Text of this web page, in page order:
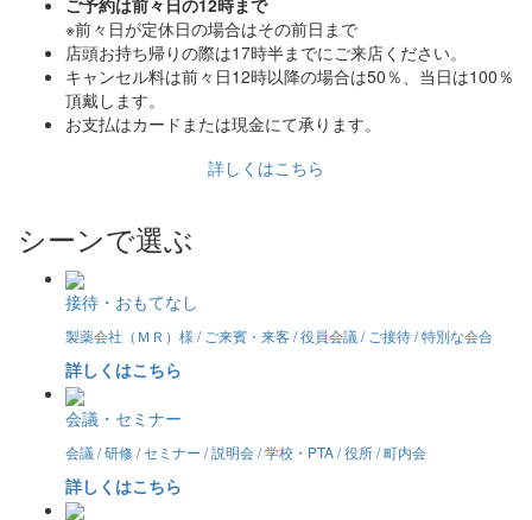
ご予約は前々日の12時まで
※前々日が定休日の場合はその前日まで
店頭お持ち帰りの際は17時半までにご来店ください。
キャンセル料は前々日12時以降の場合は50％、当日は100％
頂戴します。
お支払はカードまたは現金にて承ります。
詳しくはこちら
シーンで選ぶ
接待・おもてなし
製薬会社（ＭＲ）様 / ご来賓・来客 / 役員会議 / ご接待 / 特別な会合
詳しくはこちら
会議・セミナー
会議 / 研修 / セミナー / 説明会 / 学校・PTA / 役所 / 町内会
詳しくはこちら